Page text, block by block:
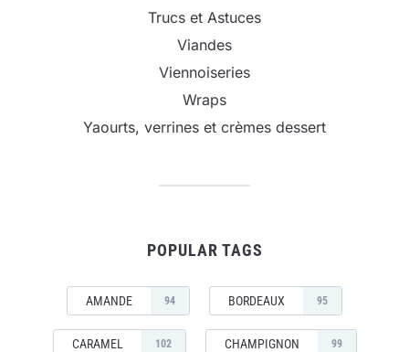
Trucs et Astuces
Viandes
Viennoiseries
Wraps
Yaourts, verrines et crèmes dessert
POPULAR TAGS
AMANDE 94 BORDEAUX 95
CARAMEL 102 CHAMPIGNON 99